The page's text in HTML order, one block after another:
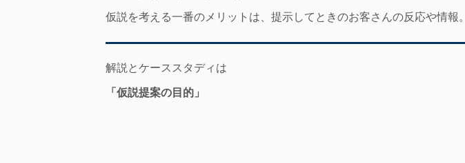
仮説を考える一番のメリットは、提示してときのお客さんの反応や情報。
解説とケーススタディは
「仮説提案の目的」